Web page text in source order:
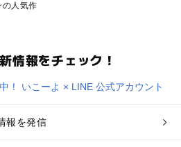
の人気作
情報をチェック！
報を発信